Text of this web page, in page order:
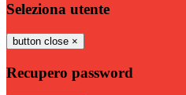
Seleziona utente
button close ×
Recupero password